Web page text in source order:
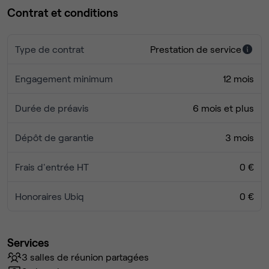
Contrat et conditions
Type de contrat Prestation de service
Engagement minimum 12 mois
Durée de préavis 6 mois et plus
Dépôt de garantie 3 mois
Frais d'entrée HT 0 €
Honoraires Ubiq 0 €
Services
3 salles de réunion partagées